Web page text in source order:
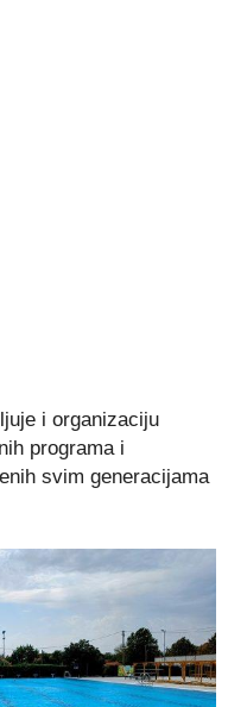
i organizaciju
programa i
svim generacijama